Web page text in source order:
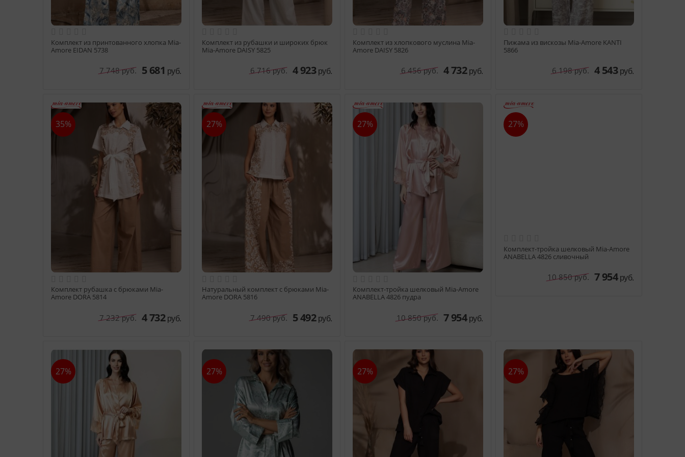
Комплект из принтованного хлопка Mia-
Amore EIDAN 5738
7 748 руб. 5 681 руб.
Комплект из рубашки и широких брюк
Mia-Amore DAISY 5825
6 716 руб. 4 923 руб.
Комплект из хлопкового муслина Mia-
Amore DAISY 5826
6 456 руб. 4 732 руб.
Пижама из вискозы Mia-Amore KANTI
5866
6 198 руб. 4 543 руб.
35%
Комплект рубашка с брюками Mia-
Amore DORA 5814
7 232 руб. 4 732 руб.
27%
Натуральный комплект с брюками Mia-
Amore DORA 5816
7 490 руб. 5 492 руб.
27%
Комплект-тройка шелковый Mia-Amore
ANABELLA 4826 пудра
10 850 руб. 7 954 руб.
27%
27% 27% 27% 27%